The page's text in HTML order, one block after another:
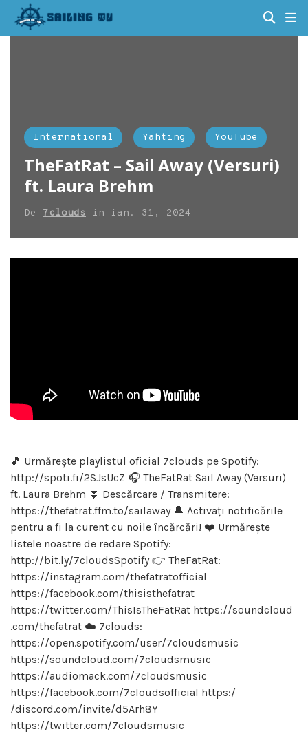
International Yahting YouTube
TheFatRat – Sail Away (Versuri)
ft. Laura Brehm
De 7clouds in ian. 31, 2024
🎵 Urmărește playlistul oficial 7clouds pe Spotify:
http://spoti.fi/2SJsUcZ ​🎧 TheFatRat Sail Away (Versuri)
ft. Laura Brehm ⏬ Descărcare / Transmitere:
https://thefatrat.ffm.to/sailaway 🔔 Activați notificările
pentru a fi la curent cu noile încărcări! ❤️ Urmărește
listele noastre de redare Spotify:
http://bit.ly/7cloudsSpotify 👉 TheFatRat:
https://instagram.com/thefatratofficial
https://facebook.com/thisisthefatrat
https://twitter.com/ThisIsTheFatRat https://soundcloud
.com/thefatrat ☁️ 7clouds:
https://open.spotify.com/user/7cloudsmusic
https://soundcloud.com/7cloudsmusic
https://audiomack.com/7cloudsmusic
https://facebook.com/7cloudsofficial https:/
/discord.com/invite/d5Arh8Y
https://twitter.com/7cloudsmusic